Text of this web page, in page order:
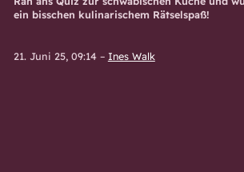
ein bisschen kulinarischem Rätselspaß!
21. Juni 25, 09:14– Ines Walk